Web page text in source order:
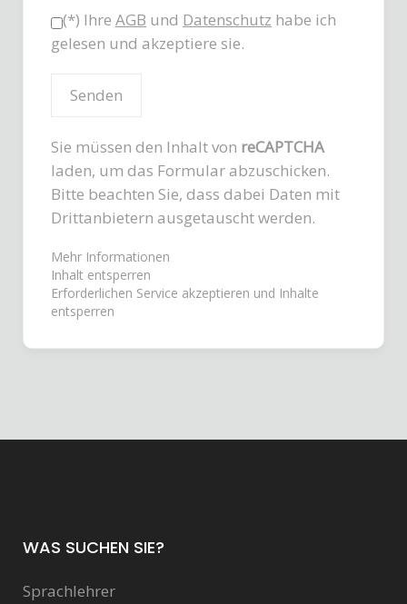
(*) Ihre AGB und Datenschutz habe ich
gelesen und akzeptiere sie.
Sie müssen den Inhalt von reCAPTCHA
laden, um das Formular abzuschicken.
Bitte beachten Sie, dass dabei Daten mit
Drittanbietern ausgetauscht werden.
Mehr Informationen
Inhalt entsperren
Erforderlichen Service akzeptieren und Inhalte
entsperren
WAS SUCHEN SIE?
Sprachlehrer